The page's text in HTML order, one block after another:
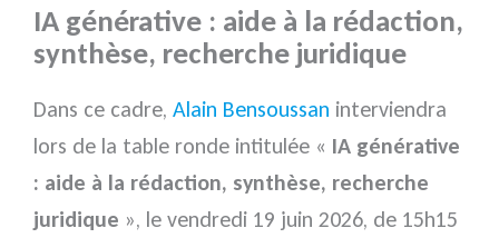
IA générative : aide à la rédaction,
synthèse, recherche juridique
Dans ce cadre, Alain Bensoussan interviendra
lors de la table ronde intitulée « IA générative
: aide à la rédaction, synthèse, recherche
juridique », le vendredi 19 juin 2026, de 15h15